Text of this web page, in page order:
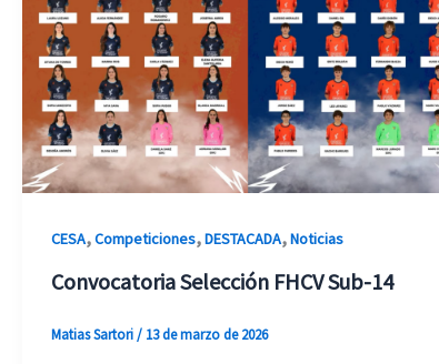
CESA,Competiciones,DESTACADA,Noticias
Convocatoria Selección FHCV Sub-14
Matias Sartori/ 13 de marzo de 2026